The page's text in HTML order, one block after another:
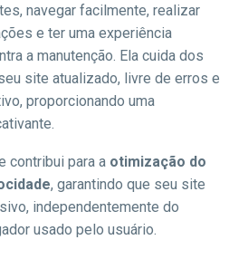
navegar facilmente, realizar
e ter uma experiência
a manutenção. Ela cuida dos
site atualizado, livre de erros e
proporcionando uma
contribui para a otimização do
, garantindo que seu site
independentemente do
usado pelo usuário.